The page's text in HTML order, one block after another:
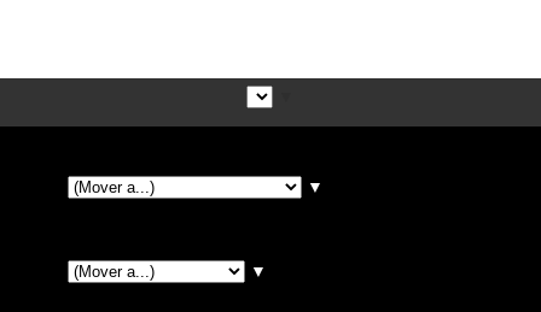
▼
▼